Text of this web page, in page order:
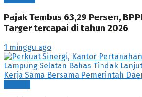
Pajak Tembus 63,29 Persen,
Targer tercapai di tahun 2026
1 minggu ago